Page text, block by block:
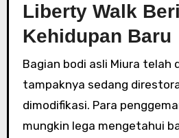
Liberty Walk
Kehidupan Baru
Bagian bodi asli Miura telah
tampaknya sedang
dimodifikasi. Para
mungkin lega mengetahui